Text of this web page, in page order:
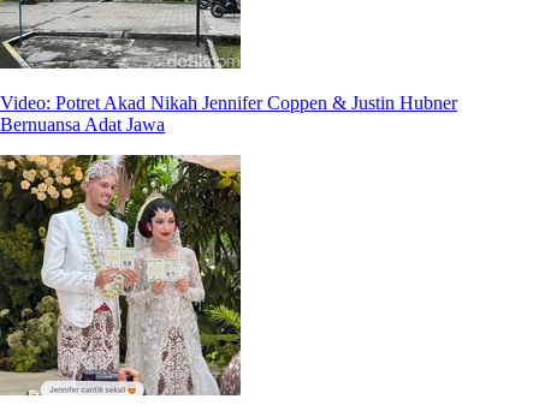
Video: Potret Akad Nikah Jennifer Coppen & Justin Hubner
Bernuansa Adat Jawa